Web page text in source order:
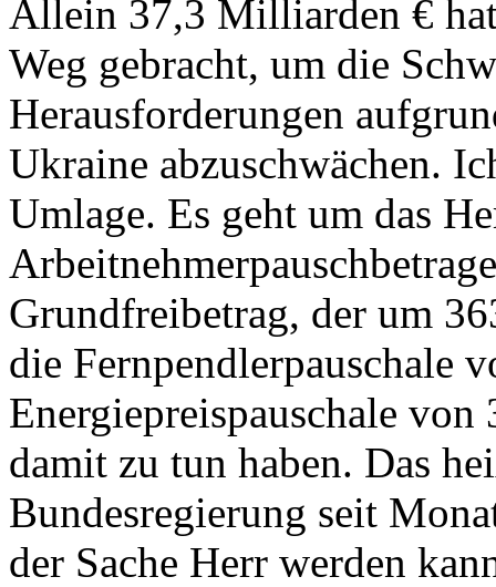
Allein 37,3 Milliarden €
Weg gebracht, um die
Herausforderungen
Ukraine abzuschwächen.
Umlage. Es geht um das
Grundfreibetrag, der um
die Fernpendlerpauschale
Energiepreispauschale
damit zu tun haben. Das
Bundesregierung seit
der Sache Herr werden